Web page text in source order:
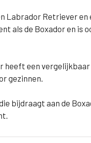
Labrador Retriever en
als de Boxador en is
heeft een
gezinnen.
bijdraagt aan de